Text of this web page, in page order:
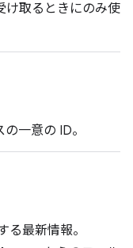
け取るときにのみ使
一意の ID。
最新情報。